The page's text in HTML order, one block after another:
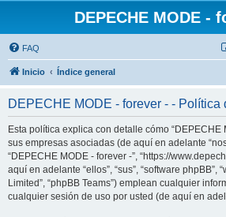
DEPECHE MODE -
FAQ
Inicio Índice general
DEPECHE MODE - forever - - Política
Esta política explica con detalle cómo “DEPECHE
sus empresas asociadas (de aquí en adelante
“DEPECHE MODE - forever -”, “https://
aquí en adelante “ellos”, “sus”, “software phpBB”,
Limited”, “phpBB Teams”) emplean cualquier
cualquier sesión de uso por usted (de aquí en